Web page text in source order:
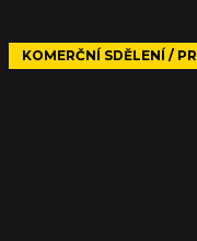
KOMERČNÍ SDĚLENÍ / PR